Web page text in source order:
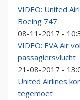
VIDEO: United
Boeing 747
08-11-2017 -
VIDEO: EVA Air
passagiersvlucht
21-08-2017 -
United Airlines
tegemoet